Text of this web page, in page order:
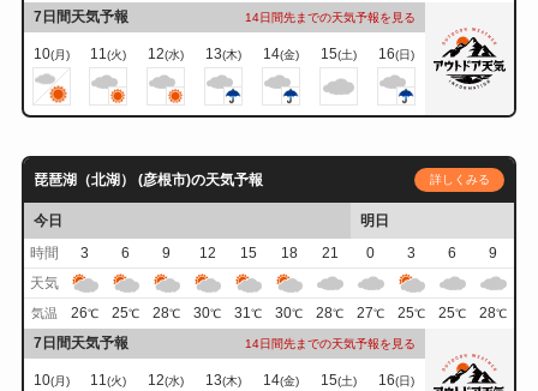
7日間天気予報 14日間先までの天気予報を見る
10(月) 11(火) 12(水) 13(木) 14(金) 15(土) 16(日)
琵琶湖（北湖） (彦根市)の天気予報 詳しくみる
今日
明日
時間
3 6 9 12 15 18 21 0 3 6
9
天気
気温 26℃ 25℃ 28℃ 30℃ 31℃ 30℃ 28℃ 27℃ 25℃ 25℃ 28℃
7日間天気予報 14日間先までの天気予報を見る
10(月) 11(火) 12(水) 13(木) 14(金) 15(土) 16(日)